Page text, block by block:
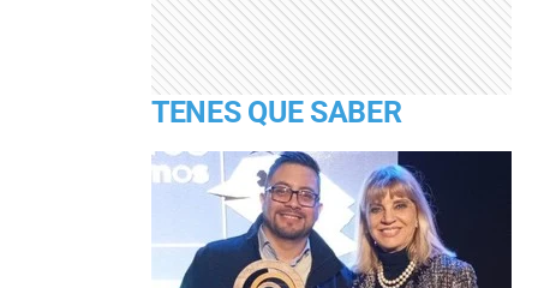
TENES QUE SABER